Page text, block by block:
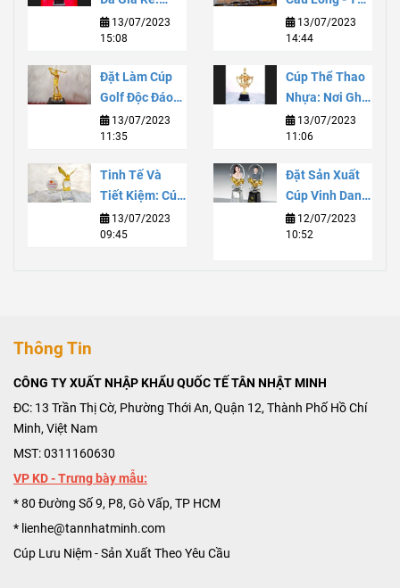
Chất Lượng Và
Tiết Kiệm Cho
Thao
13/07/2023
15:08
Sự Thăng Hoa
Cho Niềm Đam
13/07/2023
14:44
Đặt Làm Cúp
Golf Độc Đáo
Và Đẳng Cấp
Với Dịch Vụ
Lượng Cao
13/07/2023
11:35
Cúp Thể Thao
Nhựa: Nơi Ghi
Danh Danh
Vọng Và Sự
Vững
13/07/2023
11:06
Tinh Tế Và
Tiết Kiệm: Cúp
Lưu Niệm Thuỷ
Tinh Giá Rẻ
13/07/2023
09:45
Đặt Sản Xuất
Cúp Vinh Danh:
Truyền Tải
Vinh Quang Và
12/07/2023
10:52
Thông Tin
CÔNG TY XUẤT NHẬP KHẨU QUỐC TẾ TÂN NHẬT MINH
ĐC: 13 Trần Thị Cờ, Phường Thới An, Quận 12, Thành Phố Hồ Chí
Minh, Việt Nam
MST: 0311160630
VP KD - Trưng bày mẫu:
* 80 Đường Số 9, P8, Gò Vấp, TP HCM
* lienhe@tannhatminh.com
Cúp Lưu Niệm - Sản Xuất Theo Yêu Cầu